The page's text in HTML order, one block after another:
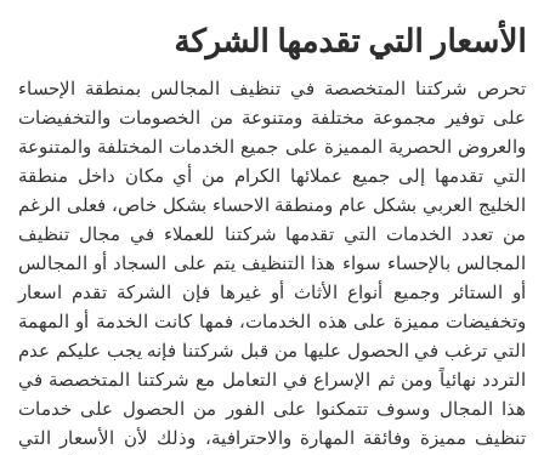
الأسعار التي تقدمها الشركة
تحرص شركتنا المتخصصة في تنظيف المجالس بمنطقة الإحساء
على توفير مجموعة مختلفة ومتنوعة من الخصومات والتخفيضات
والعروض الحصرية المميزة على جميع الخدمات المختلفة والمتنوعة
التي تقدمها إلى جميع عملائها الكرام من أي مكان داخل منطقة
الخليج العربي بشكل عام ومنطقة الاحساء بشكل خاص، فعلى الرغم
من تعدد الخدمات التي تقدمها شركتنا للعملاء في مجال تنظيف
المجالس بالإحساء سواء هذا التنظيف يتم على السجاد أو المجالس
أو الستائر وجميع أنواع الأثاث أو غيرها فإن الشركة تقدم اسعار
وتخفيضات مميزة على هذه الخدمات، فمها كانت الخدمة أو المهمة
التي ترغب في الحصول عليها من قبل شركتنا فإنه يجب عليكم عدم
التردد نهائياً ومن ثم الإسراع في التعامل مع شركتنا المتخصصة في
هذا المجال وسوف تتمكنوا على الفور من الحصول على خدمات
تنظيف مميزة وفائقة المهارة والاحترافية، وذلك لأن الأسعار التي